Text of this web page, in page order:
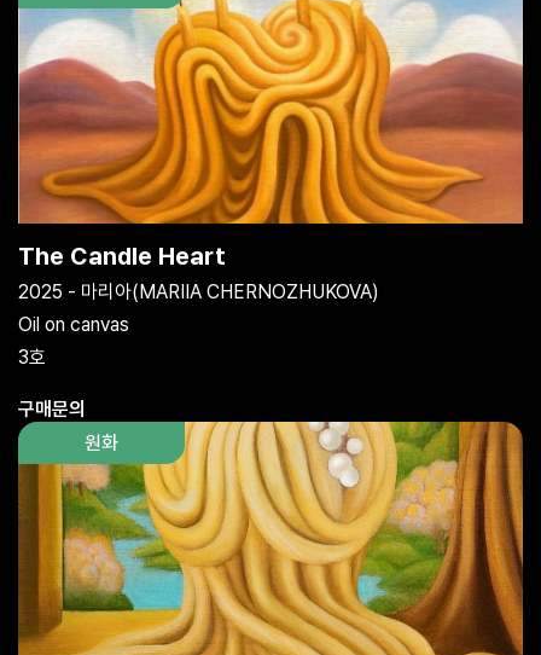
The Candle Heart
2025 - 마리아(MARIIA CHERNOZHUKOVA)
Oil on canvas
3호
구매문의
원화